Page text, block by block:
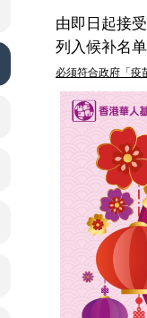
由即日起接
列入候补名
必须符合政府「疫